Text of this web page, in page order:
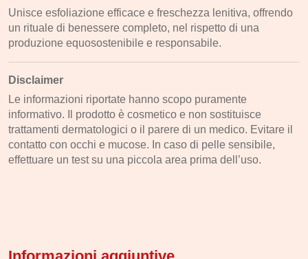
Unisce esfoliazione efficace e freschezza lenitiva, offrendo
un rituale di benessere completo, nel rispetto di una
produzione equosostenibile e responsabile.
Disclaimer
Le informazioni riportate hanno scopo puramente
informativo. Il prodotto è cosmetico e non sostituisce
trattamenti dermatologici o il parere di un medico. Evitare il
contatto con occhi e mucose. In caso di pelle sensibile,
effettuare un test su una piccola area prima dell’uso.